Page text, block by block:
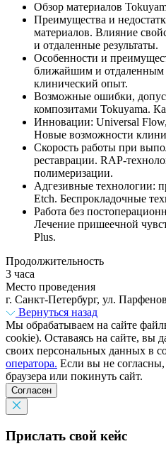
Обзор материалов
Преимущества и
материалов. Влияние
и отдаленные результаты.
Особенности и
ближайшим и отдаленным
клинический опыт.
Возможные ошибки,
композитами Tokuyama.
Инновации: Universal
Новые возможности
Скорость работы при
реставрации. RAP-
полимеризации.
Адгезивные технологии:
Etch. Беспрокладочные
Работа без
Лечение пришеечной
Plus.
Продолжительность
3 часа
Место проведения
г. Санкт-Петербург, ул.
Вернуться назад
Мы обрабатываем на сайте
cookie). Оставаясь на сайте, вы
своих персональных данных в
оператора. Если вы не
браузера или покинуть сайт.
Согласен
Прислать свой кейс